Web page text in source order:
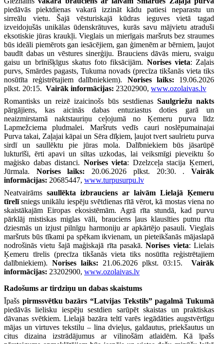
piedāvās piektdienas vakarā izzināt kādu patiesi neparastu un
sirreālu vietu. Šajā vēsturiskajā kūdras ieguves vietā tagad
izveidojušās unikālas ūdenskrātuves, kurās savu mājvietu atraduši
eksotiskie jūras kraukļi. Vieglais un mierīgais maršruts bez straumes
būs ideāli piemērots gan iesācējiem, gan ģimenēm ar bērniem, ļaujot
baudīt dabas un vēstures sinerģiju. Brauciens dāvās mieru, svaigu
gaisu un brīnišķīgus skatus foto fiksācijām. Norises vieta: Zaļais
purvs, Smārdes pagasts, Tukuma novads (precīza tikšanās vieta tiks
nosūtīta reģistrētajiem dalībniekiem). Norises laiks: 19.06.2026
plkst. 20:15. Vairāk informācijas: 23202900, www.ozolaivas.lv
Romantisks un reizē izaicinošs būs sestdienas Saulgriežu nakts
pārgājiens, kas aicinās dabas entuziastus doties garā un
neaizmirstamā naktstauriņu ceļojumā no Ķemeru purva līdz
Lapmežciema pludmalei. Maršruts vedīs cauri noslēpumainajai
Purva takai, Zaļajai kāpai un Sēra dīķiem, ļaujot tvert saulrietu purva
sirdī un saullēktu pie jūras mola. Dalībniekiem būs jāsarūpē
lukturīši, ērti apavi un siltas uzkodas, lai veiksmīgi pieveiktu šo
maģisko dabas distanci. Norises vieta: Dzelzceļa stacija Ķemeri,
Jūrmala. Norises laiks: 20.06.2026 plkst. 20:30. .Vairāk
informācijas: 20685447, www.turpusurpu.lv
Neatvairāms saullēkta izbrauciens ar laivām Lielajā Ķemeru
tīrelīsniegs unikālu iespēju svētdienas rītā vērot, kā mostas viena no
skaistākajām Eiropas ekosistēmām. Agrā rīta stundā, kad purvu
pārklāj mistiskas miglas vāli, brauciens ļaus klausīties putnu rīta
dziesmās un izjust pilnīgu harmoniju ar apkārtējo pasauli. Vieglais
maršruts būs tīkami pa spēkam ikvienam, un pieteikšanās mājaslapā
nodrošinās vietu šajā maģiskajā rīta pasakā.Norises vieta: Lielais
Ķemeru tīrelis (precīza tikšanās vieta tiks nosūtīta reģistrētajiem
dalībniekiem). Norises laiks: 21.06.2026 plkst. 03:15. Vairāk
informācijas: 23202900, www.ozolaivas.lv
Radošums ar tirdziņu un dabas skaistums
Īpašs pirmssvētku bazārs “Latvijas Tekstils” pagalmā Tukumā
piedāvās lielisku iespēju sestdien sarūpēt skaistas un praktiskas
dāvanas svētkiem. Lielajā bazāra teltī varēs iegādāties augstvērtīgu
mājas un virtuves tekstilu – lina dvieļus, galdautus, priekšautus un
citus dizaina izstrādājumus ar vilinošām atlaidēm. Kā īpašs